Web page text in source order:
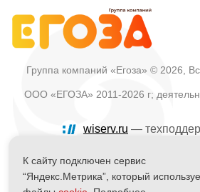
Группа компаний «Егоза» © 2026,
ООО «ЕГОЗА» 2011-2026 г;
wiserv.ru —
Политика в отношении обработки
Информация на сайте не является
К сайту подключен сервис
“Яндекс.Метрика”, который